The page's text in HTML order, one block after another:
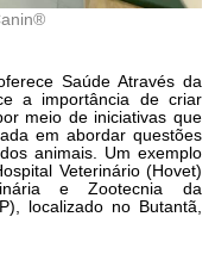
Saúde Através da
a importância de criar
meio de iniciativas que
em abordar questões
animais. Um exemplo
Veterinário (Hovet)
e Zootecnia da
localizado no Butantã,